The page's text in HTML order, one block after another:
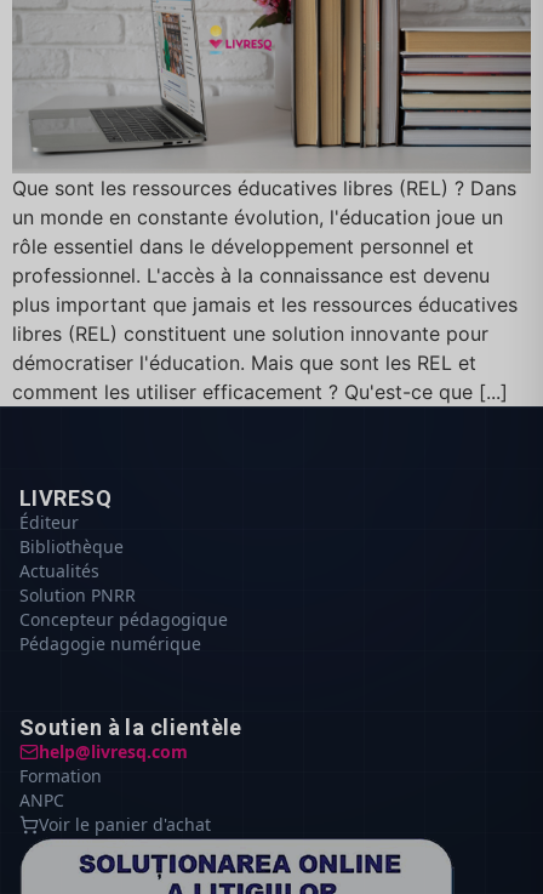
Que sont les ressources éducatives libres (REL) ? Dans
un monde en constante évolution, l'éducation joue un
rôle essentiel dans le développement personnel et
professionnel. L'accès à la connaissance est devenu
plus important que jamais et les ressources éducatives
libres (REL) constituent une solution innovante pour
démocratiser l'éducation. Mais que sont les REL et
comment les utiliser efficacement ? Qu'est-ce que [...]
LIVRESQ
Éditeur
Bibliothèque
Actualités
Solution PNRR
Concepteur pédagogique
Pédagogie numérique
Soutien à la clientèle
help@livresq.com
Formation
ANPC
Voir le panier d'achat